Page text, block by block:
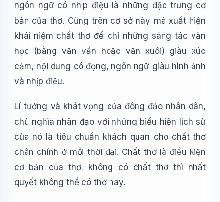
ngôn ngữ có nhịp điệu là những đặc trưng cơ
bản của thơ. Cũng trên cơ sở này mà xuất hiện
khái niệm chất thơ để chỉ những sáng tác văn
học (bằng văn vần hoặc văn xuôi) giàu xúc
cảm, nội dung cô đọng, ngôn ngữ giàu hình ảnh
và nhịp điệu.
Lí tưởng và khát vọng của đông đảo nhân dân,
chủ nghĩa nhân đạo với những biểu hiện lịch sử
của nó là tiêu chuẩn khách quan cho chất thơ
chân chính ở mỗi thời đại. Chất thơ là điều kiện
cơ bản của thơ, không có chất thơ thì nhất
quyết không thể có thơ hay.
🤖Wiki Trợ Lý
Xin chào!
Tôi là trợ lý AI của TuDienWiki. Hãy hỏi tôi bất kỳ điều gì
về các bài viết trên Wiki!
🪐 Sao Mộc là gì?
📚 Lịch sử Việt Nam
🔬 Albert Einstein